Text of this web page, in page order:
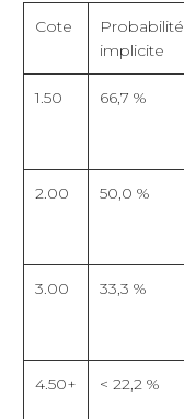
Cote
Probabilité
implicite
1.50 66,7 %
2.00 50,0 %
3.00 33,3 %
4.50+ < 22,2 %